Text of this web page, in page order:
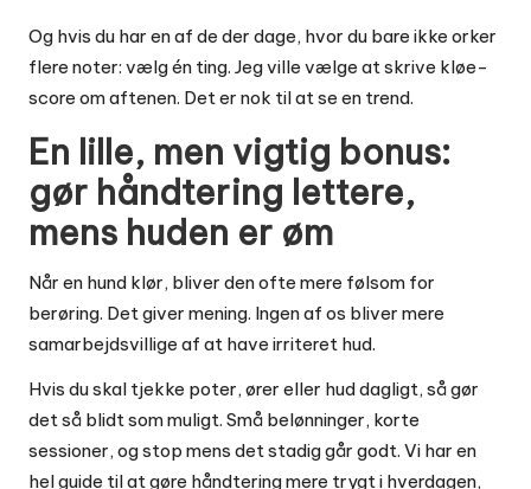
Og hvis du har en af de der dage, hvor du bare ikke orker
flere noter: vælg én ting. Jeg ville vælge at skrive kløe-
score om aftenen. Det er nok til at se en trend.
En lille, men vigtig bonus:
gør håndtering lettere,
mens huden er øm
Når en hund klør, bliver den ofte mere følsom for
berøring. Det giver mening. Ingen af os bliver mere
samarbejdsvillige af at have irriteret hud.
Hvis du skal tjekke poter, ører eller hud dagligt, så gør
det så blidt som muligt. Små belønninger, korte
sessioner, og stop mens det stadig går godt. Vi har en
hel guide til at gøre håndtering mere trygt i hverdagen,